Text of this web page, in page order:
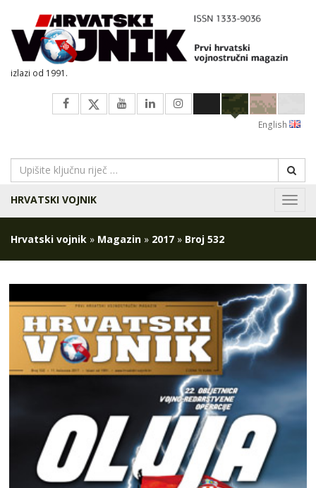
izlazi od 1991.
English
HRVATSKI VOJNIK
Hrvatski vojnik » Magazin » 2017 » Broj 532